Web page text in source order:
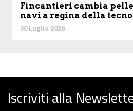
Fincantieri cambia
navi a regina della
30 Luglio 2026
Iscriviti alla